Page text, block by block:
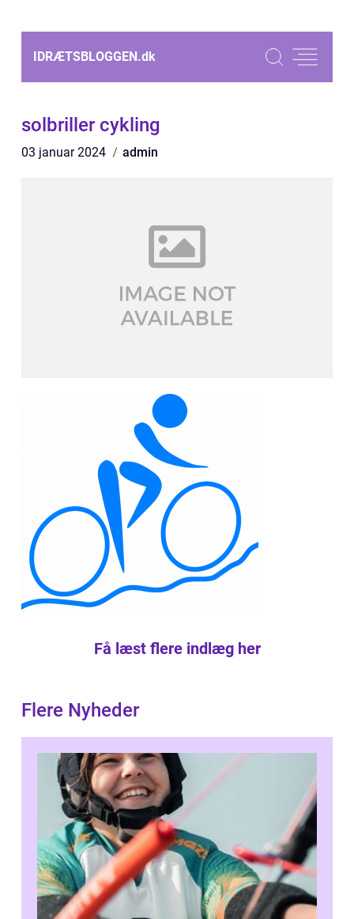
IDRÆTSBLOGGEN.dk
solbriller cykling
03 januar 2024 admin
Få læst flere indlæg her
Flere Nyheder